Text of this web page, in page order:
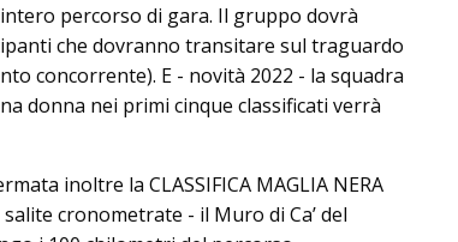
percorso di gara. Il gruppo dovrà
che dovranno transitare sul traguardo
concorrente). E - novità 2022 - la squadra
donna nei primi cinque classificati verrà
inoltre la CLASSIFICA MAGLIA NERA
cronometrate - il Muro di Ca’ del